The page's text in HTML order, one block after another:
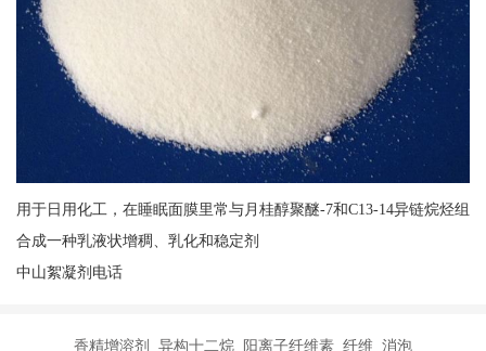
用于日用化工，在睡眠面膜里常与月桂醇聚醚-7和C13-14异链烷烃组
合成一种乳液状增稠、乳化和稳定剂
中山絮凝剂电话
香精增溶剂 异构十二烷 阳离子纤维素 纤维 消泡